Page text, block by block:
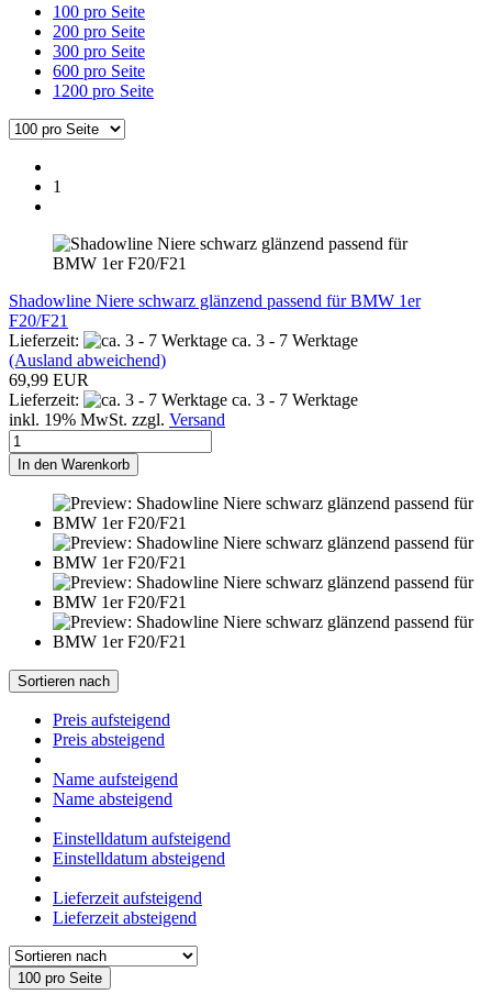
100 pro Seite
200 pro Seite
300 pro Seite
600 pro Seite
1200 pro Seite
1
Shadowline Niere schwarz glänzend passend für BMW 1er
F20/F21
Lieferzeit:
ca. 3 - 7 Werktage
(Ausland abweichend)
69,99 EUR
Lieferzeit:
ca. 3 - 7 Werktage
inkl. 19% MwSt. zzgl. Versand
In den Warenkorb
Sortieren nach
Preis aufsteigend
Preis absteigend
Name aufsteigend
Name absteigend
Einstelldatum aufsteigend
Einstelldatum absteigend
Lieferzeit aufsteigend
Lieferzeit absteigend
100 pro Seite